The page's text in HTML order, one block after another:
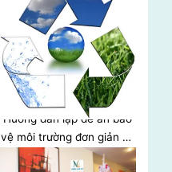
Hướng dẫn lập đề án bảo
vệ môi trường đơn giản và
chi tiết